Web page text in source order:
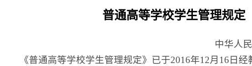
普通高等学校学生管理规定
中华人
《普通高等学校学生管理规定》已于2016年12月16日经